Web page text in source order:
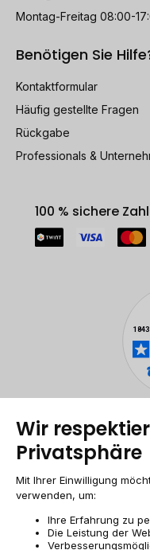
Montag-Freitag 08:00-
Benötigen Sie
Kontaktformular
Häufig gestellte Fragen
Rückgabe
Professionals &
100 % sichere
Rechtliche
Allgemeine
Webseite